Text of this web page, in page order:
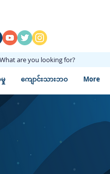
What are you looking for?
ကျောင်းသားဘဝ More